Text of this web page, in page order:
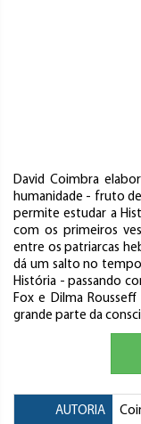
David Coimbra
humanidade - fruto
permite estudar a
com os primeiros
entre os patriarcas
dá um salto no
História - passando
Fox e Dilma
grande parte da
AUTORIA